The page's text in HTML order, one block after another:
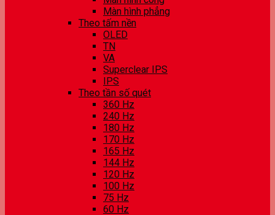
Màn hình phẳng
Theo tấm nền
OLED
TN
VA
Superclear IPS
IPS
Theo tần số quét
360 Hz
240 Hz
180 Hz
170 Hz
165 Hz
144 Hz
120 Hz
100 Hz
75 Hz
60 Hz